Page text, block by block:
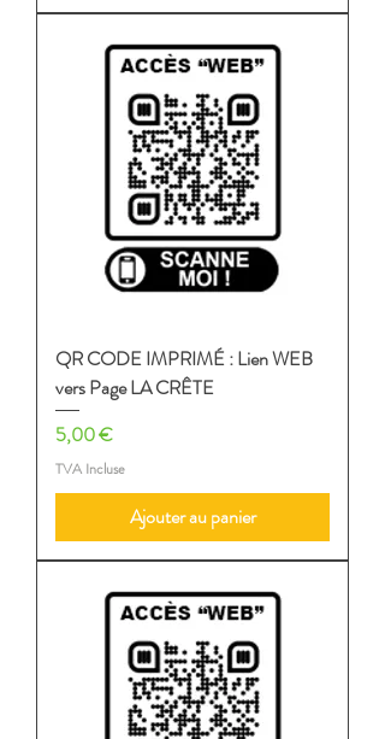
QR CODE IMPRIMÉ : Lien WEB
vers Page LA CRÊTE
Prix
5,00 €
TVA Incluse
Ajouter au panier